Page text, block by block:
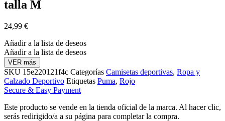
talla M
24,99 €
Añadir a la lista de deseos
Añadir a la lista de deseos
VER más
SKU 15e220121f4c Categorías Camisetas deportivas, Ropa y
Calzado Deportivo Etiquetas Puma, Rojo
Secure & Easy Payment
Este producto se vende en la tienda oficial de la marca. Al hacer clic,
serás redirigido/a a su página para completar la compra.